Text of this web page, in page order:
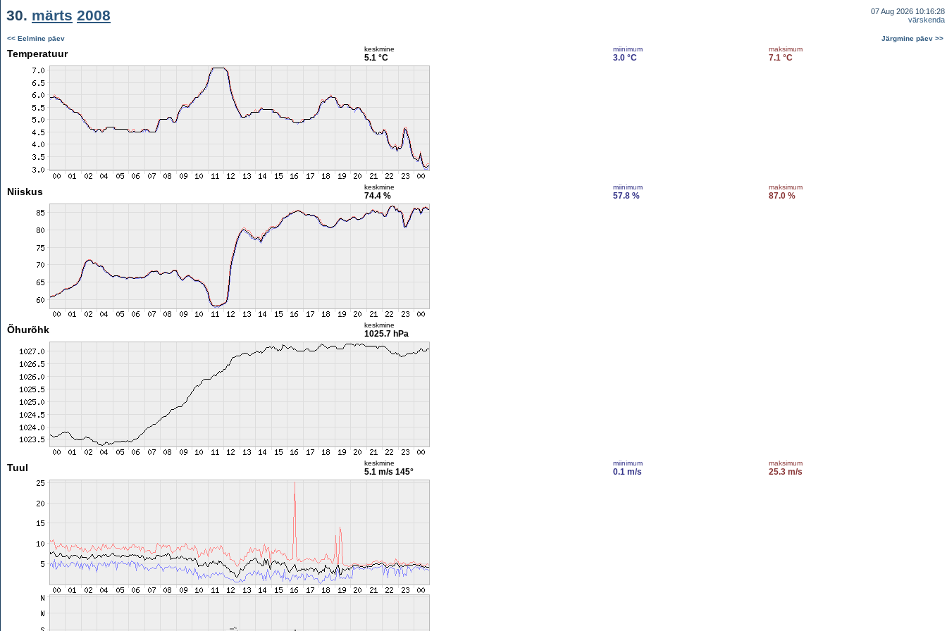
30. märts 2008
07 Aug 2026 10:16:28
värskenda
<< Eelmine päev Järgmine päev >>
Temperatuur keskmine
5.1 °C
miinimum
3.0 °C
maksimum
7.1 °C
Niiskus keskmine
74.4 %
miinimum
57.8 %
maksimum
87.0 %
Õhurõhk keskmine
1025.7 hPa
Tuul keskmine
5.1 m/s 145°
miinimum
0.1 m/s
maksimum
25.3 m/s